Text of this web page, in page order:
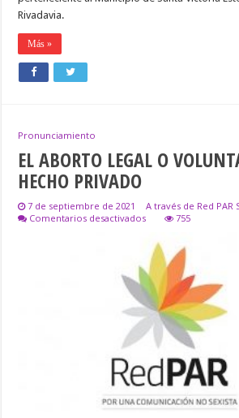
Rivadavia.
Más »
Pronunciamiento
EL ABORTO LEGAL O
HECHO PRIVADO
7 de septiembre de 2021 A través de Red PAR
Comentarios desactivadosen
ABORTO
LEGAL
O
VOLUNTARIO
ES
UN
HECHO
PRIVADO
755